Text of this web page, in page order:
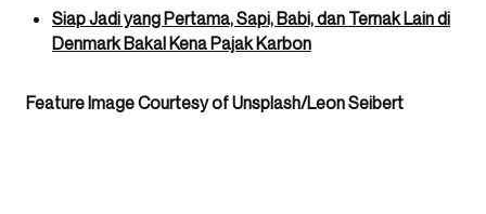
Siap Jadi yang Pertama, Sapi, Babi, dan Ternak Lain di
Denmark Bakal Kena Pajak Karbon
Feature Image Courtesy of Unsplash/Leon Seibert